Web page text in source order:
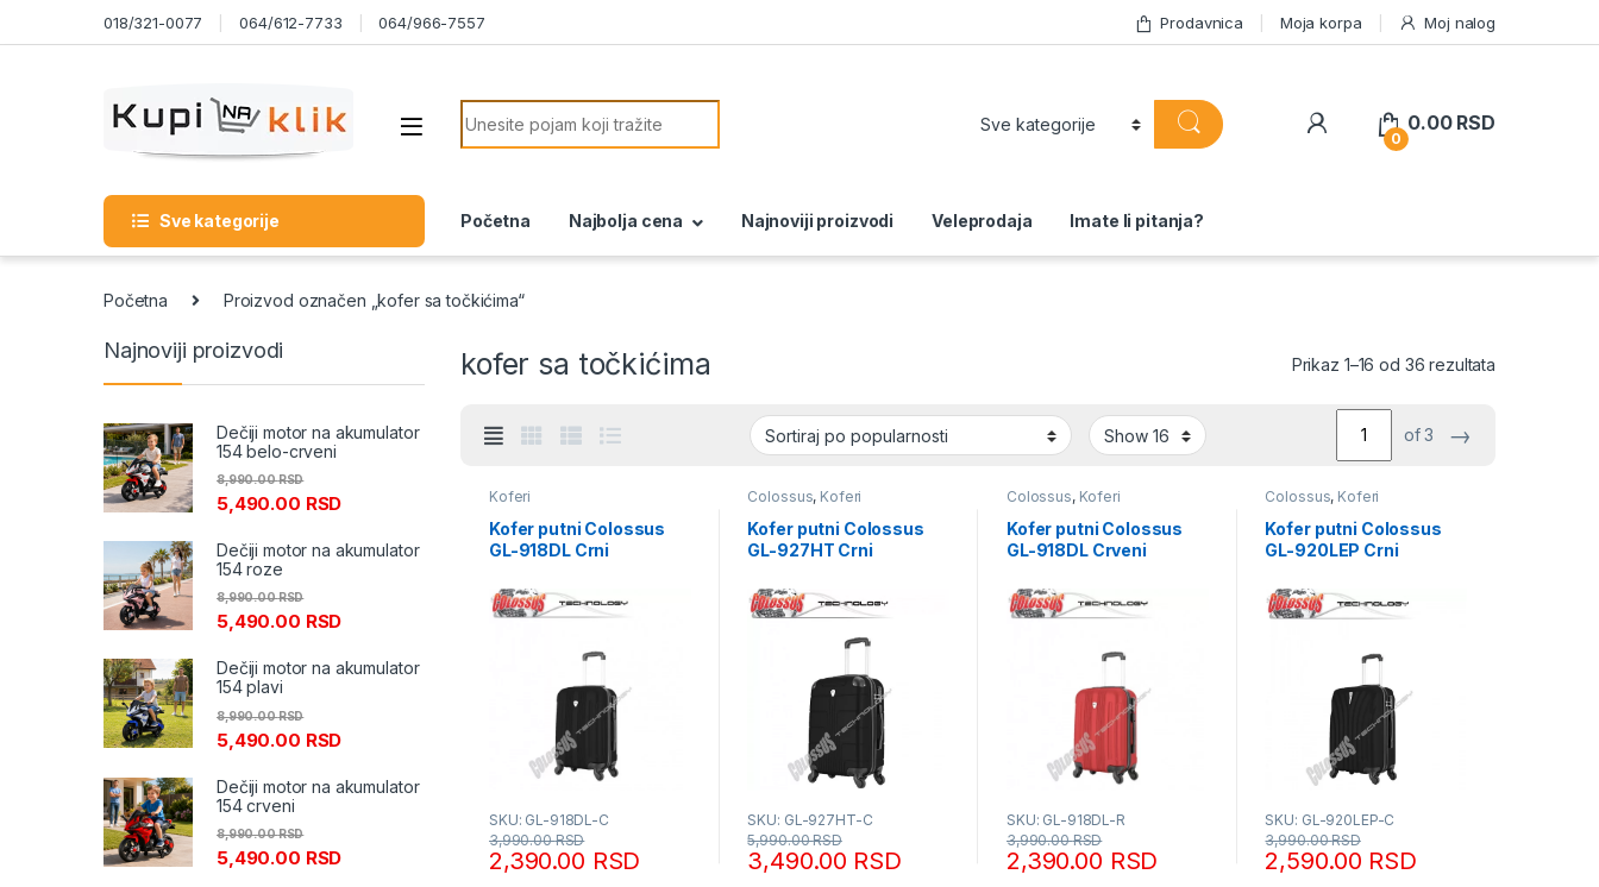
Skip to navigation018/321-0077 064/612-7733 064/966-7557 Prodavnica Moja korpa Moj nalog
Search for:
0
0.00 RSD
Sve kategorije Početna Najbolja cena Najnoviji proizvodi Veleprodaja Imate li pitanja?
Početna Proizvod označen „kofer sa točkićima“
kofer sa točkićima Prikaz 1–16 od 36 rezultata
of 3 →
Koferi
Kofer putni Colossus
GL-918DL Crni
SKU: GL-918DL-C
2,390.00 RSD
3,990.00RSD
Colossus, Koferi
Kofer putni Colossus
GL-927HT Crni
SKU: GL-927HT-C
3,490.00 RSD
5,990.00RSD
Colossus, Koferi
Kofer putni Colossus
GL-918DL Crveni
SKU: GL-918DL-R
2,390.00 RSD
3,990.00RSD
Colossus, Koferi
Kofer putni Colossus
GL-920LEP Crni
SKU: GL-920LEP-C
2,590.00 RSD
3,990.00RSD
Najnoviji proizvodi
Dečiji motor na akumulator
154 belo-crveni
5,490.00 RSD
8,990.00RSD
Dečiji motor na akumulator
154 roze
5,490.00 RSD
8,990.00RSD
Dečiji motor na akumulator
154 plavi
5,490.00 RSD
8,990.00RSD
Dečiji motor na akumulator
154 crveni
5,490.00 RSD
8,990.00RSD